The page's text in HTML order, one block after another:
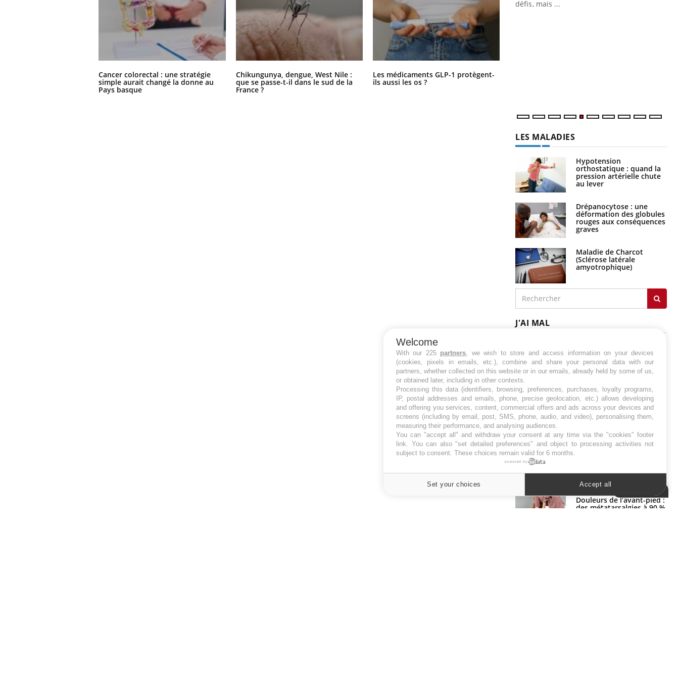
Cancer colorectal : une stratégie
simple aurait changé la donne au
Pays basque
Chikungunya, dengue, West Nile :
que se passe-t-il dans le sud de la
France ?
Les médicaments GLP-1 protègent-
ils aussi les os ?
carence en fer sont multiples ce qui la rend
patients comme parfois chez les soignants.
soleil, activités en plein air… Nos mains
sont ...
défis, mais ...
LES MALADIES
Hypotension
orthostatique : quand la
pression artérielle chute
au lever
Drépanocytose : une
déformation des globules
rouges aux conséquences
graves
Maladie de Charcot
(Sclérose latérale
amyotrophique)
J'AI MAL
SYMPTÔMES
Douleurs de l’avant-pied :
des métatarsalgies à 90 %
Welcome
With our 225 partners, we wish to store and access information on your devices
(cookies, pixels in emails, etc.), combine and share your personal data with our
partners, whether collected on this website or in our emails, already held by some of us,
or obtained later, including in other contexts.
Processing this data (identifiers, browsing, preferences, purchases, loyalty programs,
IP, postal addresses and emails, phone, precise geolocation, etc.) allows developing
and offering you services, content, commercial offers and ads across your devices and
screens (including by email, post, SMS, phone, audio, and video), personalising them,
measuring their performance, and analysing audiences.
You can "accept all" and withdraw your consent at any time via the "cookies" footer
link. You can also "set detailed preferences" and object to processing activities not
subject to consent. These choices remain valid for 6 months.
powered by
Set your choices Accept all